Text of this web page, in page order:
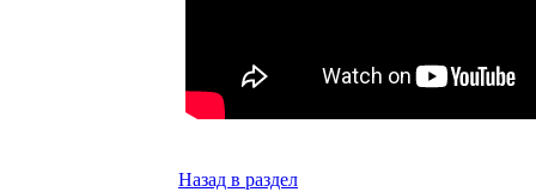
Назад в раздел